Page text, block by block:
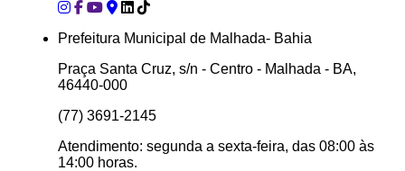
Prefeitura Municipal de Malhada- Bahia
Praça Santa Cruz, s/n - Centro - Malhada - BA,
46440-000
(77) 3691-2145
Atendimento: segunda a sexta-feira, das 08:00 às
14:00 horas.